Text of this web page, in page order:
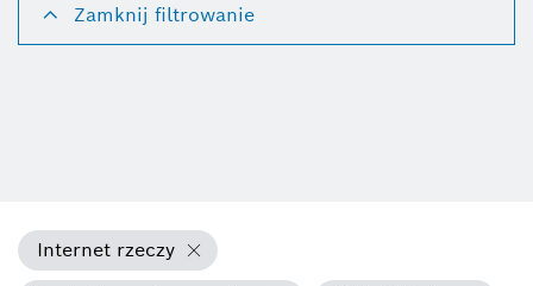
Zamknij filtrowanie
Internet rzeczy